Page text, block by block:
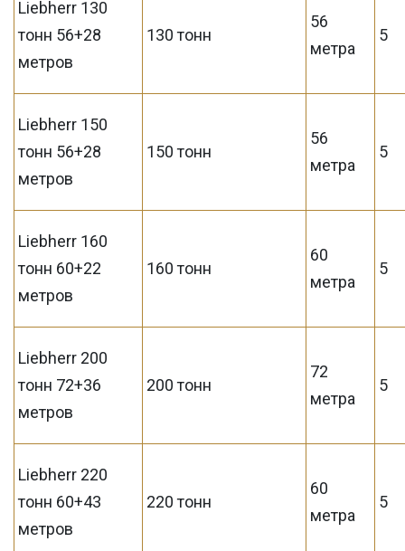
Liebherr 130
тонн 56+28
метров
130 тонн
56
метра
5
Liebherr 150
тонн 56+28
метров
150 тонн
56
метра
5
Liebherr 160
тонн 60+22
метров
160 тонн
60
метра
5
Liebherr 200
тонн 72+36
метров
200 тонн
72
метра
5
Liebherr 220
тонн 60+43
метров
220 тонн
60
метра
5